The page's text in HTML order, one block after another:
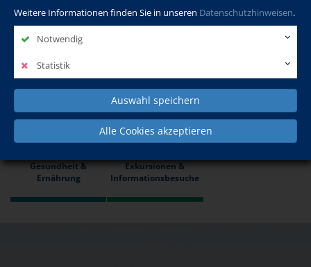
Weitere Informationen finden Sie in unseren Datenschutzhinweisen.
Notwendig
Statistik
Auswahl speichern
Alle Cookies akzeptieren
Politik, Wissenschaft &
Internationales
Beruf, IT & Digitales
Gesundheit &
Ernährung
Exkursionen &
Informationsbesuche